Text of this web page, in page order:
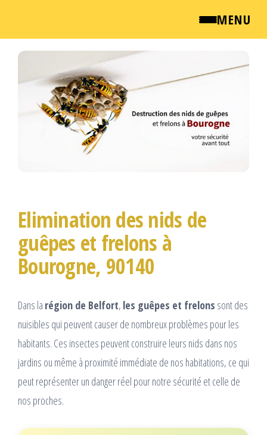
MENU
QUI SOMMES NOUS ?
NEWSROOM
Passer
contenu
Elimination des nids de
guêpes et frelons à
Bourogne, 90140
Dans la région de Belfort, les guêpes et frelons sont des
nuisibles qui peuvent causer de nombreux problèmes pour les
habitants. Ces insectes peuvent construire leurs nids dans nos
jardins ou même à proximité immédiate de nos habitations, ce qui
peut représenter un danger réel pour notre sécurité et celle de
nos proches.